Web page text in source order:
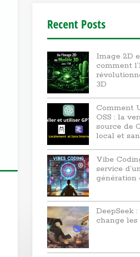
Recent Posts
Image 2D
comment
3D
Comment
OSS : la
source de
local et
Vibe
service
génération
DeepSeek
change